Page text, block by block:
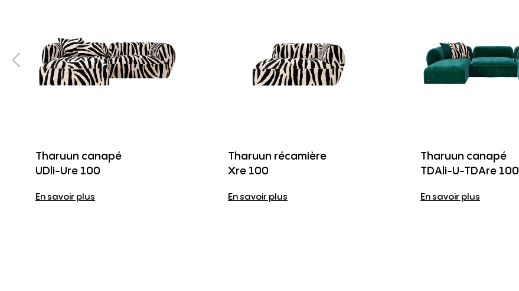
Tharuun canapé
UDli-Ure 100
En savoir plus
Tharuun récamière
Xre 100
En savoir plus
Tharuun canapé
TDAli-U-TDAre 100
En savoir plus